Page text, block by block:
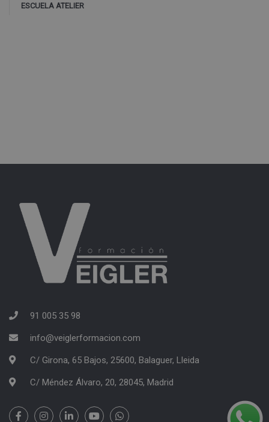
ESCUELA ATELIER
91 005 35 98
info@veiglerformacion.com
C/ Girona, 65 Bajos, 25600, Balaguer, Lleida
C/ Méndez Álvaro, 20, 28045, Madrid